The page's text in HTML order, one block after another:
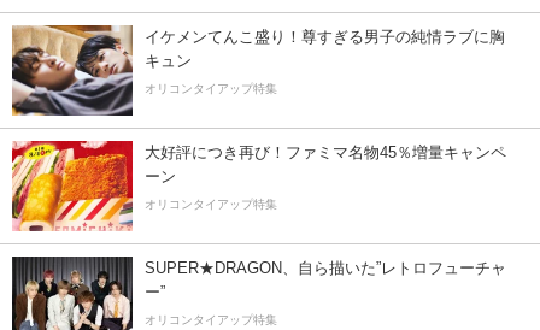
イケメンてんこ盛り！尊すぎる男子の純情ラブに胸
キュン
オリコンタイアップ特集
大好評につき再び！ファミマ名物45％増量キャンペ
ーン
オリコンタイアップ特集
SUPER★DRAGON、自ら描いた”レトロフューチャ
ー”
オリコンタイアップ特集